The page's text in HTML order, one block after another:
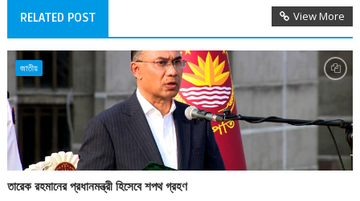
RELATED POST View More
জাতীয়
তারেক রহমানের প্রধানমন্ত্রী হিসেবে শপথ গ্রহণ